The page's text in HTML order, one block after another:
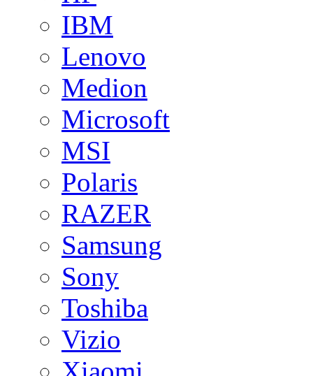
IBM
Lenovo
Medion
Microsoft
MSI
Polaris
RAZER
Samsung
Sony
Toshiba
Vizio